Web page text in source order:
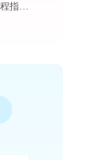
佳能LBP913wz打印机驱动下载安装全程指导，轻松解决打印问题